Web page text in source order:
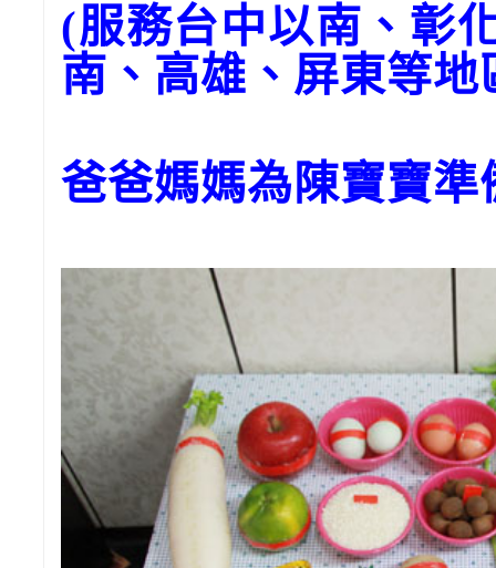
(服務台中以南、彰
南、高雄、屏東等地
爸爸媽媽為陳寶寶